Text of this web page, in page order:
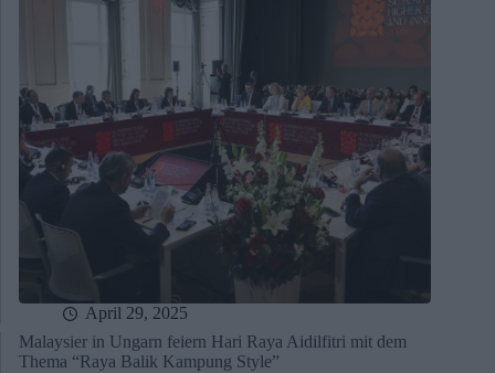
April 29, 2025
Malaysier in Ungarn feiern Hari Raya Aidilfitri mit dem
Thema “Raya Balik Kampung Style”